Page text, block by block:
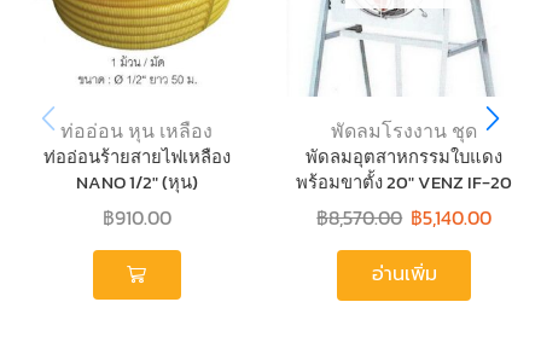
ท่ออ่อน หุน เหลือง
ท่ออ่อนร้ายสายไฟเหลือง
NANO 1/2″ (หุน)
฿910.00
พัดลมโรงงาน ชุด
พัดลมอุตสาหกรรมใบแดง
พร้อมขาตั้ง 20″ VENZ IF-20
฿8,570.00 ฿5,140.00
อ่านเพิ่ม